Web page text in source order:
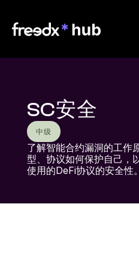
SC安全
中级
了解智能合约漏洞的工作
型、协议如何保护自己，
使用的DeFi协议的安全性。